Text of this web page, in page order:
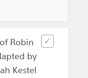
Robin
by
Kestel.